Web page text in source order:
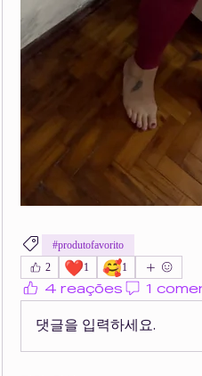
#produtofavorito
2
❤️1 🥰1
4 reações 1
댓글을 입력하세요.